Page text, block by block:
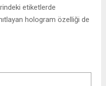
etiketlerde
hologram özelliği de